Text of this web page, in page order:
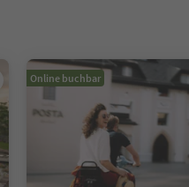
Online buchbar